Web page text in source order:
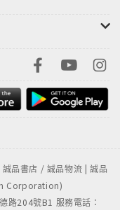
品書店 / 誠品物流 | 誠品
Corporation)
路204號B1 服務電話：